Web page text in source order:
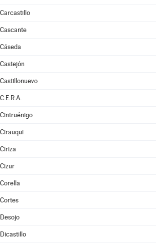
Carcastillo
Cascante
Cáseda
Castejón
Castillonuevo
C.E.R.A.
Cintruénigo
Cirauqui
Ciriza
Cizur
Corella
Cortes
Desojo
Dicastillo